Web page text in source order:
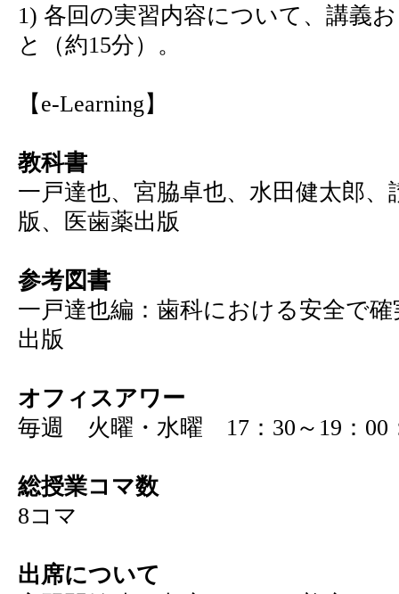
1) 各回の実習内容について、講義
と（約15分）。
【e-Learning】
教科書
一戸達也、宮脇卓也、水田健太郎
版、医歯薬出版
参考図書
一戸達也編：歯科における安全で
出版
オフィスアワー
毎週 火曜・水曜 17：30～19：00
総授業コマ数
8コマ
出席について